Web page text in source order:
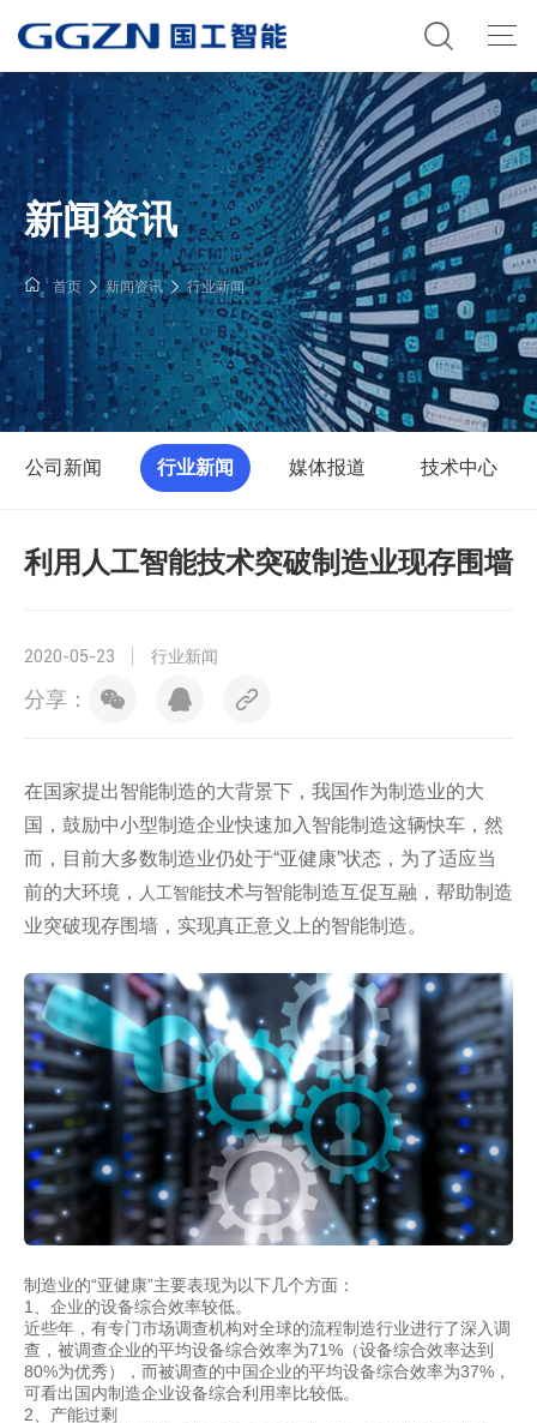
新闻资讯
首页 新闻资讯 行业新闻
公司新闻 行业新闻 媒体报道 技术中心
利用人工智能技术突破制造业现存围墙
2020-05-23 行业新闻
分享：
在国家提出智能制造的大背景下，我国作为制造业的大
国，鼓励中小型制造企业快速加入智能制造这辆快车，然
而，目前大多数制造业仍处于“亚健康”状态，为了适应当
前的大环境，
人工智能技术与智能制造互促互融，帮助制造
业突破现存围墙，实现真正意义上的智能制造。
制造业的“亚健康”主要表现为以下几个方面：
1、企业的设备综合效率较低。
近些年，有专门市场调查机构对全球的流程制造行业进行了深入调
查，被调查企业的平均设备综合效率为71%（设备综合效率达到
80%为优秀），而被调查的中国企业的平均设备综合效率为37%，
可看出国内制造企业设备综合利用率比较低。
2、产能过剩